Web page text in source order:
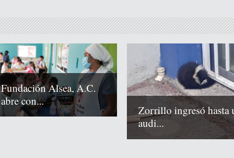
Fundación Alsea, A.C.
abre con...
Zorrillo ingresó hasta
audi...